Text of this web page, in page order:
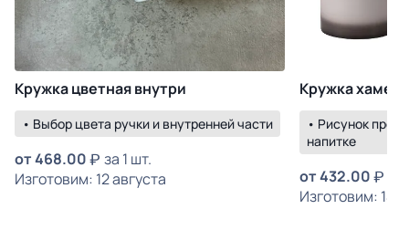
Кружка цветная внутри
• Выбор цвета ручки и внутренней части
от468.00
за 1 шт.
Изготовим: 12 августа
Кружка
• Рисунок
напитке
от432.00
Изготовим: 14